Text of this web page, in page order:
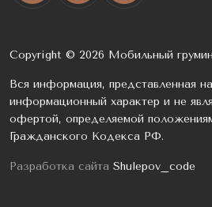
Copyright © 2026 Мобильный
Вся информация, представленная
информационный характер и не
офертой, определяемой
Гражданского Кодекса РФ.
Разработка сайта Shulepov_code